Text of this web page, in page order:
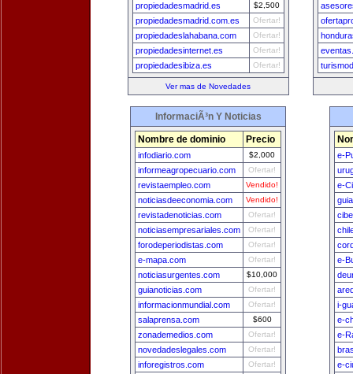
propiedadesmadrid.es $2,500
propiedadesmadrid.com.es Ofertar!
propiedadeslahabana.com Ofertar!
propiedadesinternet.es Ofertar!
propiedadesibiza.es Ofertar!
Ver mas de Novedades
InformaciÃ³n Y Noticias
Nombre de dominio Precio
infodiario.com $2,000
informeagropecuario.com Ofertar!
revistaempleo.com Vendido!
noticiasdeeconomia.com Vendido!
revistadenoticias.com Ofertar!
noticiasempresariales.com Ofertar!
forodeperiodistas.com Ofertar!
e-mapa.com Ofertar!
noticiasurgentes.com $10,000
guianoticias.com Ofertar!
informacionmundial.com Ofertar!
salaprensa.com $600
zonademedios.com Ofertar!
novedadeslegales.com Ofertar!
inforegistros.com Ofertar!
e-
e-
e-
i-
e-
e-
e-